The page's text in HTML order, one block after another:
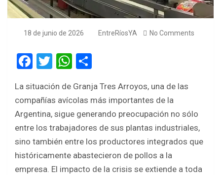
18 de junio de 2026 EntreRíosYA No Comments
F
ce
b
o
o
k
T
tt
er
W
at
s
A
p
p
ar
e
La situación de Granja Tres Arroyos, una de las
compañías avícolas más importantes de la
Argentina, sigue generando preocupación no sólo
entre los trabajadores de sus plantas industriales,
sino también entre los productores integrados que
históricamente abastecieron de pollos a la
empresa. El impacto de la crisis se extiende a toda